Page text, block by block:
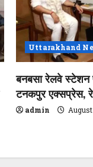
Uttarakhand
बनबसा रेलवे
टनकपुर एक्सप्रेस,
admin